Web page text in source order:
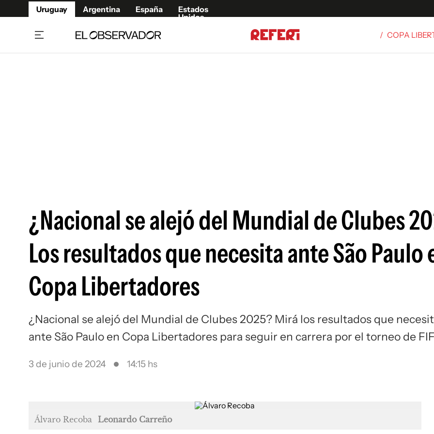
Uruguay Argentina España
Estados
Unidos
/ COPA
¿Nacional se alejó del Mundial de Clubes
Los resultados que necesita ante São Paulo
Copa Libertadores
¿Nacional se alejó del Mundial de Clubes 2025? Mirá los resultados que
ante São Paulo en Copa Libertadores para seguir en carrera por el torneo de
3 de junio de 2024 14:15 hs
Álvaro Recoba Leonardo Carreño